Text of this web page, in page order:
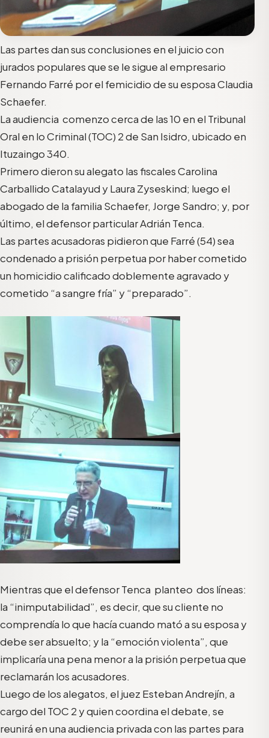
Las partes dan sus conclusiones en el juicio con
jurados populares que se le sigue al empresario
Fernando Farré por el femicidio de su esposa Claudia
Schaefer.
La audiencia comenzo cerca de las 10 en el Tribunal
Oral en lo Criminal (TOC) 2 de San Isidro, ubicado en
Ituzaingo 340.
Primero dieron su alegato las fiscales Carolina
Carballido Catalayud y Laura Zyseskind; luego el
abogado de la familia Schaefer, Jorge Sandro; y, por
último, el defensor particular Adrián Tenca.
Las partes acusadoras pidieron que Farré (54) sea
condenado a prisión perpetua por haber cometido
un homicidio calificado doblemente agravado y
cometido “a sangre fría” y “preparado”.
Mientras que el defensor Tenca planteo dos líneas:
la “inimputabilidad”, es decir, que su cliente no
comprendía lo que hacía cuando mató a su esposa y
debe ser absuelto; y la “emoción violenta”, que
implicaría una pena menor a la prisión perpetua que
reclamarán los acusadores.
Luego de los alegatos, el juez Esteban Andrejín, a
cargo del TOC 2 y quien coordina el debate, se
reunirá en una audiencia privada con las partes para